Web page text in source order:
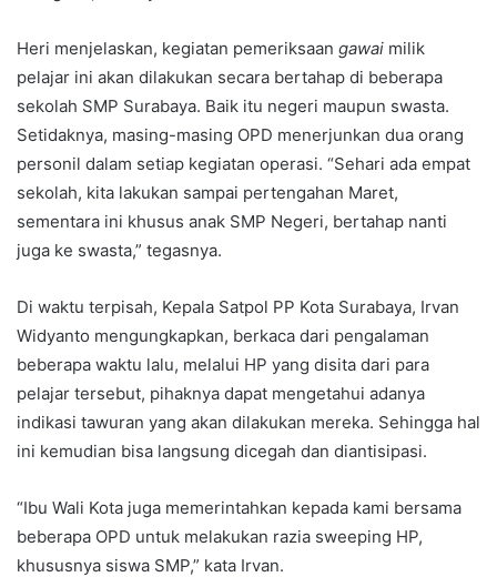
Heri menjelaskan, kegiatan pemeriksaan gawai milik
pelajar ini akan dilakukan secara bertahap di beberapa
sekolah SMP Surabaya. Baik itu negeri maupun swasta.
Setidaknya, masing-masing OPD menerjunkan dua orang
personil dalam setiap kegiatan operasi. “Sehari ada empat
sekolah, kita lakukan sampai pertengahan Maret,
sementara ini khusus anak SMP Negeri, bertahap nanti
juga ke swasta,” tegasnya.
Di waktu terpisah, Kepala Satpol PP Kota Surabaya, Irvan
Widyanto mengungkapkan, berkaca dari pengalaman
beberapa waktu lalu, melalui HP yang disita dari para
pelajar tersebut, pihaknya dapat mengetahui adanya
indikasi tawuran yang akan dilakukan mereka. Sehingga hal
ini kemudian bisa langsung dicegah dan diantisipasi.
“Ibu Wali Kota juga memerintahkan kepada kami bersama
beberapa OPD untuk melakukan razia sweeping HP,
khususnya siswa SMP,” kata Irvan.